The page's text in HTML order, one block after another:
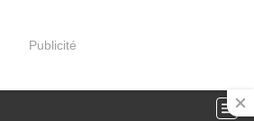
Publicité